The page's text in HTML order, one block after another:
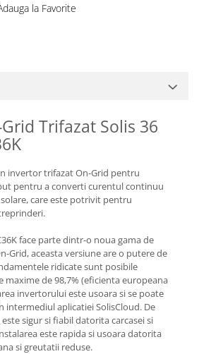
la Favorite
Trifazat Solis 36
invertor trifazat On-Grid pentru
pentru a converti curentul continuu
care este potrivit pentru
face parte dintr-o noua gama de
Grid, aceasta versiune are o putere de
ridicate sunt posibile
de 98,7% (eficienta europeana
invertorului este usoara si se poate
intermediul aplicatiei SolisCloud. De
sigur si fiabil datorita carcasei si
este rapida si usoara datorita
si greutatii reduse.